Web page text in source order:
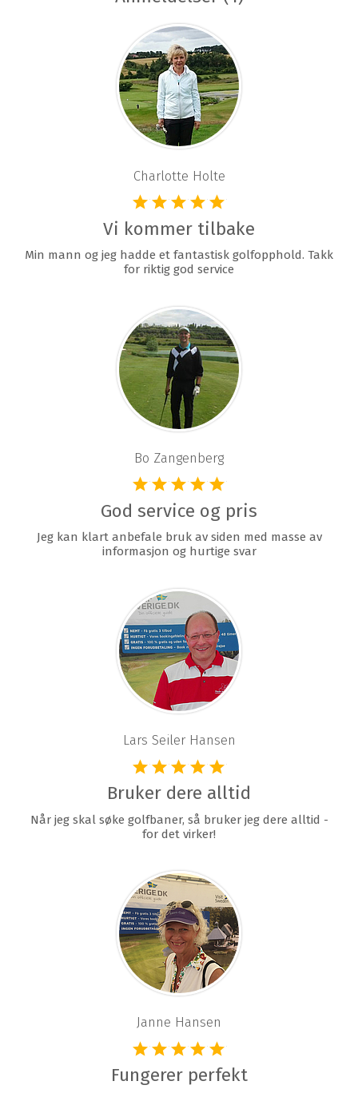
Charlotte Holte
Vi kommer tilbake
Min mann og jeg hadde et fantastisk golfopphold. Takk
for riktig god service
Bo Zangenberg
God service og pris
Jeg kan klart anbefale bruk av siden med masse av
informasjon og hurtige svar
Lars Seiler Hansen
Bruker dere alltid
Når jeg skal søke golfbaner, så bruker jeg dere alltid -
for det virker!
Janne Hansen
Fungerer perfekt